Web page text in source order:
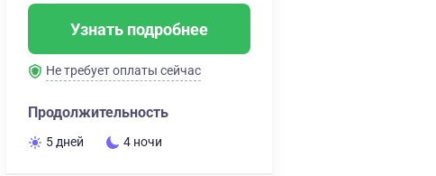
Узнать подробнее
Не требует оплаты сейчас
Продолжительность
5 дней 4 ночи